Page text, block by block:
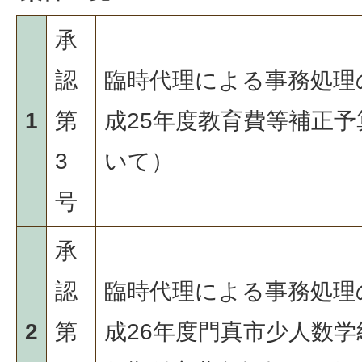
1
承
認
第
3
号
臨時代理による事務処
成25年度教育費等補正
いて）
2
承
認
第
臨時代理による事務処
成26年度門真市少人数